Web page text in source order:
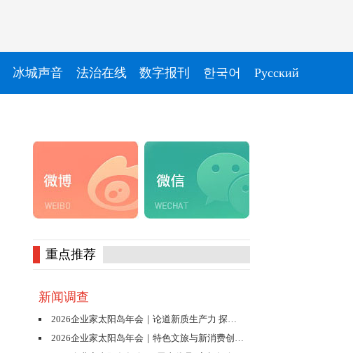
冰城声音 法治在线 数字报刊 한국어 Pусский